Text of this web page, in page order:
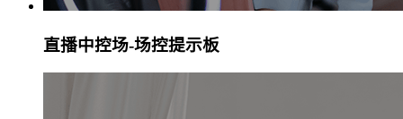
直播中控场-场控提示板